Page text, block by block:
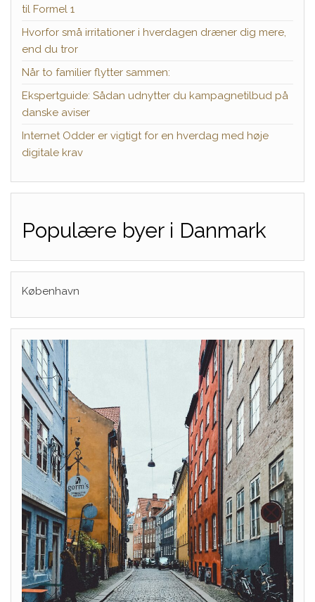
til Formel 1
Hvorfor små irritationer i hverdagen dræner dig mere,
end du tror
Når to familier flytter sammen:
Ekspertguide: Sådan udnytter du kampagnetilbud på
danske aviser
Internet Odder er vigtigt for en hverdag med høje
digitale krav
Populære byer i Danmark
København